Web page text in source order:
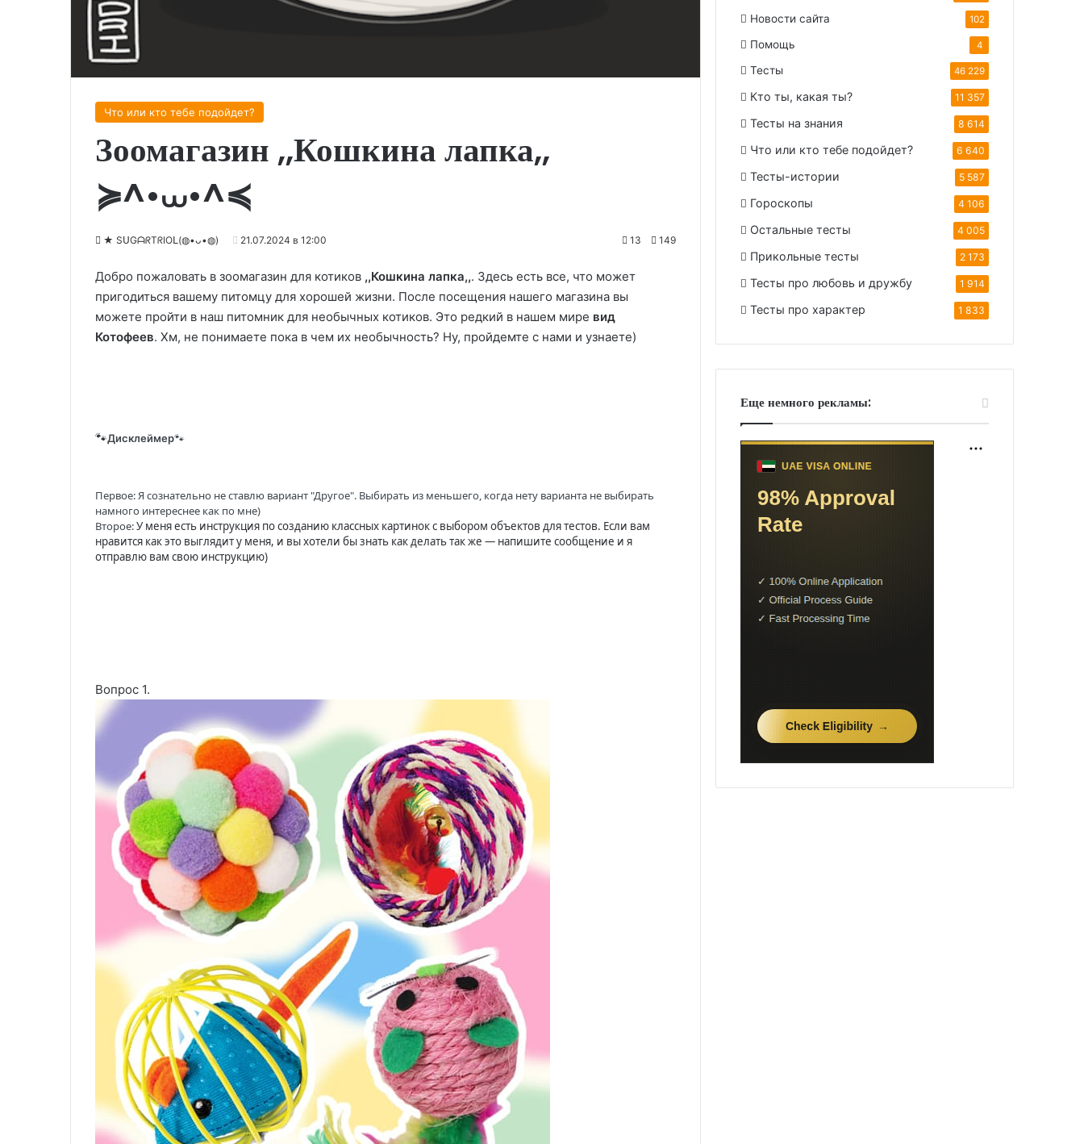
Что или кто тебе подойдет?
Зоомагазин ,,Кошкина лапка,,
≽^•⩊•^≼
★ SᑌGᗩᖇTᖇIOᒪ(◍•ᴗ•◍) 21.07.2024 в 12:00 13 149
Добро пожаловать в зоомагазин для котиков ,,Кошкина лапка,,. Здесь есть все, что может
пригодиться вашему питомцу для хорошей жизни. После посещения нашего магазина вы
можете пройти в наш питомник для необычных котиков. Это редкий в нашем мире вид
Котофеев. Хм, не понимаете пока в чем их необычность? Ну, пройдемте с нами и узнаете)
🐾Дисклеймер🐾
Первое: Я сознательно не ставлю вариант "Другое". Выбирать из меньшего, когда нету варианта не выбирать
намного интереснее как по мне)
Второе:У меня есть инструкция по созданию классных картинок с выбором объектов для тестов. Если вам
нравится как это выглядит у меня, и вы хотели бы знать как делать так же — напишите сообщение и я
отправлю вам свою инструкцию)
Вопрос 1.
Новости сайта 102
Помощь 4
Тесты 46 229
Кто ты, какая ты? 11 357
Тесты на знания 8 614
Что или кто тебе подойдет? 6 640
Тесты-истории 5 587
Гороскопы 4 106
Остальные тесты 4 005
Прикольные тесты 2 173
Тесты про любовь и дружбу 1 914
Тесты про характер 1 833
Еще немного рекламы: